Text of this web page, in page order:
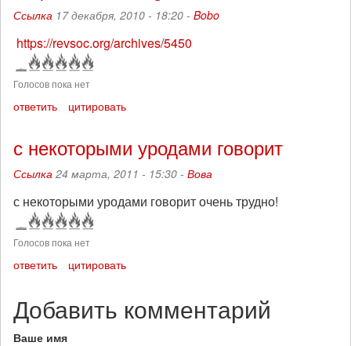
Ссылка 17 декабря, 2010 - 18:20 - Bobo
https://revsoc.org/archives/5450
Голосов пока нет
ответить цитировать
с некоторыми уродами говорит
Ссылка 24 марта, 2011 - 15:30 - Вова
с некоторыми уродами говорит очень трудно!
Голосов пока нет
ответить цитировать
Добавить комментарий
Ваше имя